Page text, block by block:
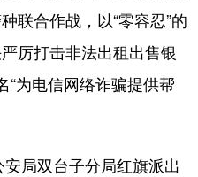
上海 江苏
福建 江西
海南 重庆
联合作战，以“零容忍”的
厉打击非法出租出售银
“为电信网络诈骗提供帮
局双台子分局红旗派出